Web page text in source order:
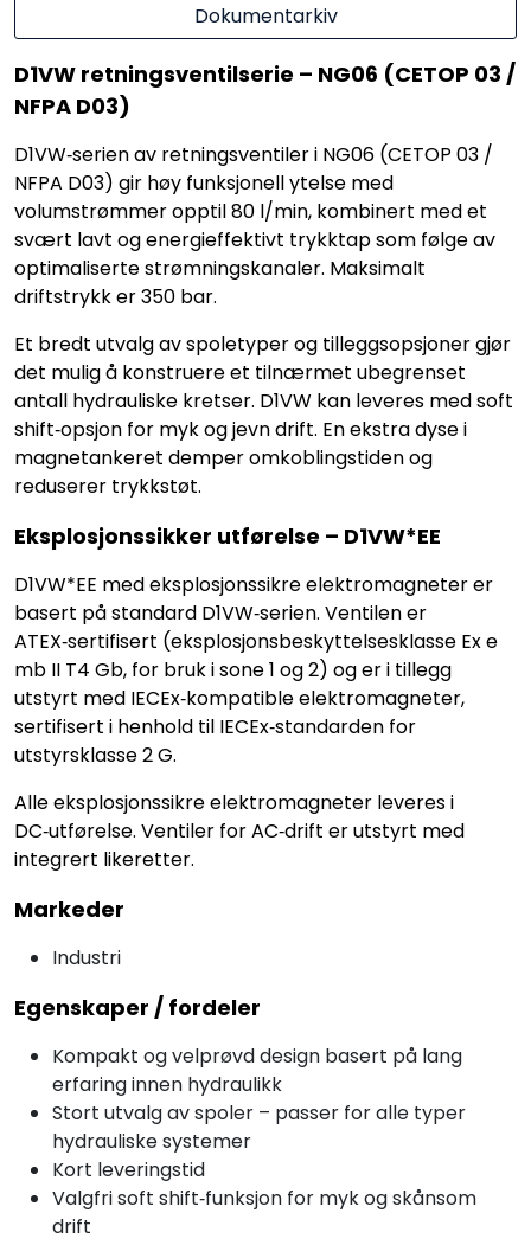
Dokumentarkiv
D1VW retningsventilserie – NG06 (CETOP 03 /
NFPA D03)
D1VW‑serien av retningsventiler i NG06 (CETOP 03 /
NFPA D03) gir høy funksjonell ytelse med
volumstrømmer opptil 80 l/min, kombinert med et
svært lavt og energieffektivt trykktap som følge av
optimaliserte strømningskanaler. Maksimalt
driftstrykk er 350 bar.
Et bredt utvalg av spoletyper og tilleggsopsjoner gjør
det mulig å konstruere et tilnærmet ubegrenset
antall hydrauliske kretser. D1VW kan leveres med soft
shift‑opsjon for myk og jevn drift. En ekstra dyse i
magnetankeret demper omkoblingstiden og
reduserer trykkstøt.
Eksplosjonssikker utførelse – D1VW*EE
D1VW*EE med eksplosjonssikre elektromagneter er
basert på standard D1VW‑serien. Ventilen er
ATEX‑sertifisert (eksplosjonsbeskyttelsesklasse Ex e
mb II T4 Gb, for bruk i sone 1 og 2) og er i tillegg
utstyrt med IECEx‑kompatible elektromagneter,
sertifisert i henhold til IECEx‑standarden for
utstyrsklasse 2 G.
Alle eksplosjonssikre elektromagneter leveres i
DC‑utførelse. Ventiler for AC‑drift er utstyrt med
integrert likeretter.
Markeder
Industri
Egenskaper / fordeler
Kompakt og velprøvd design basert på lang
erfaring innen hydraulikk
Stort utvalg av spoler – passer for alle typer
hydrauliske systemer
Kort leveringstid
Valgfri soft shift‑funksjon for myk og skånsom
drift